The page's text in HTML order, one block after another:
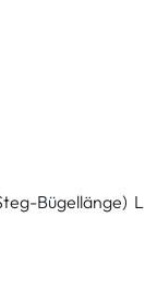
Bügellänge) L